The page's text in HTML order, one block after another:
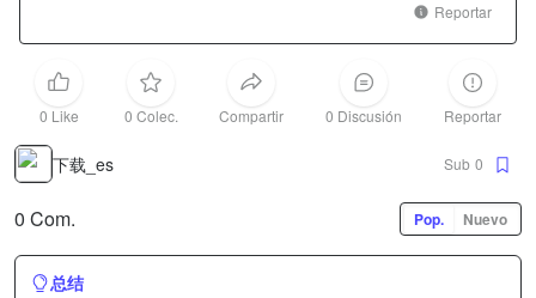
Reportar
0 Like 0 Colec. Compartir 0 Discusión Reportar
下载_es Sub 0
0 Com. Pop. Nuevo
总结